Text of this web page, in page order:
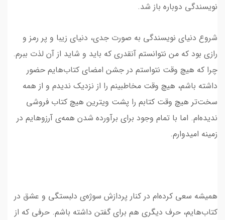
نویسندگی دوباره باز شد.
شروع دنیای نویسندگی به صورت جدی، دنیای زیبا و پر رمز و
رازی بود که من نتوانستم آنقدری که باید و شاید از آن لذت ببرم.
چرا که هیچ وقت نتواستم در جشن امضای کتاب‌هایم حضور
داشته باشم، هیچ وقت مخاطبینم را از نزدیک ندیدم و از همه
سخت‌تر هیچ وقت کتابم را پشت ویترین هیچ کتاب فروشی
ندیده‌ام. اما با تمام وجود برای برآورده شدن همه‌ی آرزوهایم در
زمینه امیدوارم.
همیشه سعی کرده‌ام در کنار پردازش سوژه‌ی دلبستگی و عشق در
کتاب‌هایم، حرف دیگری هم برای گفتن داشته باشم. حرفی که از